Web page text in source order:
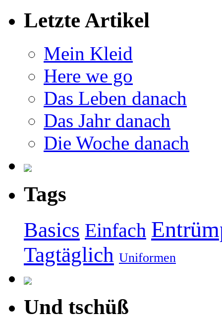
Letzte Artikel
Mein Kleid
Here we go
Das Leben danach
Das Jahr danach
Die Woche danach
Tags
Basics Einfach
Tagtäglich Uniformen
Und tschüß